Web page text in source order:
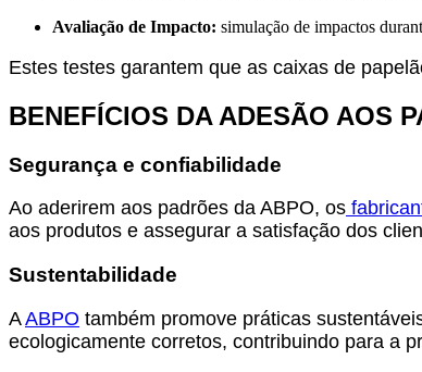
Avaliação de Impacto: simulação de impactos
Estes testes garantem que as caixas de
BENEFÍCIOS DA ADESÃO AOS
Segurança e confiabilidade
Ao aderirem aos padrões da ABPO, os
aos produtos e assegurar a satisfação dos
Sustentabilidade
AABPO também promove práticas
ecologicamente corretos, contribuindo para a